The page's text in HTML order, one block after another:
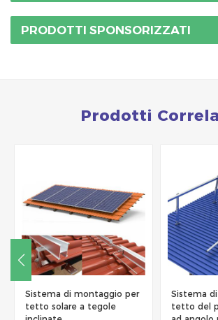
PRODOTTI SPONSORIZZATI
Prodotti
Sistema di montaggio sul
tetto del pannello solare
Sistema